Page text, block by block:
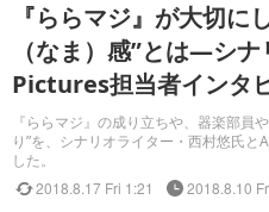
『ららマジ』が大切に
（なま）感”とは―シ
Pictures担当者インタ
『ららマジ』の成り立ちや、器楽部員
り”を、シナリオライター・西村悠氏
した。
2018.8.17 Fri 1:21 2018.8.10